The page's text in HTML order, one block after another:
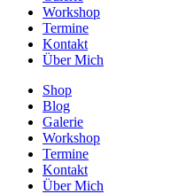
Workshop
Termine
Kontakt
Über Mich
Shop
Blog
Galerie
Workshop
Termine
Kontakt
Über Mich